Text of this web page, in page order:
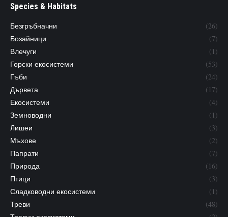
Species & Habitats
Безгръбначни
(26)
Бозайници
(7)
Влечуги
(1)
Горски екосистеми
(53)
Гъби
(24)
Дървета
(17)
Екосистеми
(4)
Земноводни
(1)
Лишеи
(3)
Мъхове
(2)
Папрати
(7)
Природа
(16)
Птици
(3)
Сладководни екосистеми
(1)
Треви
(48)